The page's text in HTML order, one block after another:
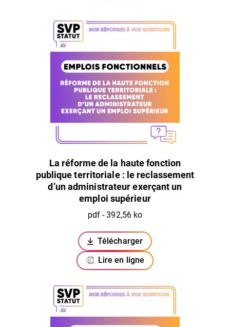
La réforme de la haute fonction
publique territoriale : le reclassement
d’un administrateur exerçant un
emploi supérieur
pdf - 392,56 ko
Télécharger
(ouverture dans un nouvel
Lire en ligne